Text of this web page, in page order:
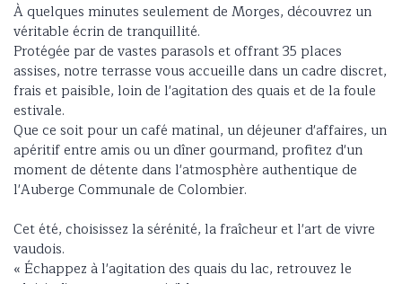
À quelques minutes seulement de Morges, découvrez un
véritable écrin de tranquillité.
Protégée par de vastes parasols et offrant 35 places
assises, notre terrasse vous accueille dans un cadre discret,
frais et paisible, loin de l'agitation des quais et de la foule
estivale.
Que ce soit pour un café matinal, un déjeuner d'affaires, un
apéritif entre amis ou un dîner gourmand, profitez d'un
moment de détente dans l'atmosphère authentique de
l'Auberge Communale de Colombier.
Cet été, choisissez la sérénité, la fraîcheur et l'art de vivre
vaudois.
« Échappez à l'agitation des quais du lac, retrouvez le